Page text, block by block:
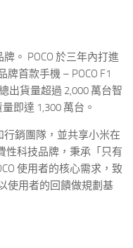
。 POCO 於三年內打進
首款手機 – POCO F1
出貨量超過 2,000 萬台智
即達 1,300 萬台。
行銷團隊，並共享小米在
性科技品牌，秉承「只有
使用者的核心需求，致
使用者的回饋做規劃基